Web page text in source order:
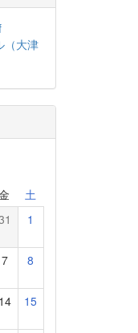
（大津
土
1
7 8
14 15